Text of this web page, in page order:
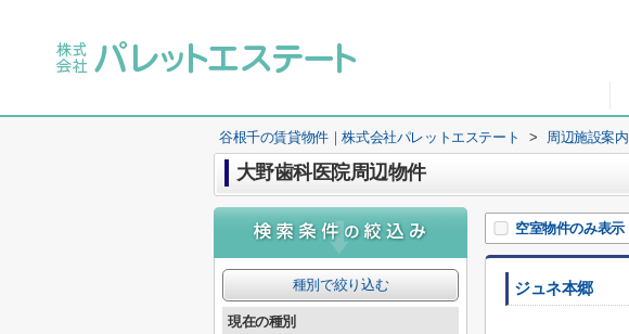
谷根千の賃貸物件｜株式会社パレットエステート > 周辺施設案内
大野歯科医院周辺物件
空室物件のみ表示
ジュネ本郷
種別で絞り込む
現在の種別